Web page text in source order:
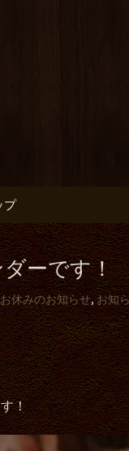
ら
プ
ーです！
お休みのお知らせ,お知
！